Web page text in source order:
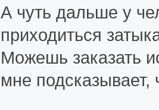
А чуть дальше у
приходиться
Можешь заказать
мне подсказывает,